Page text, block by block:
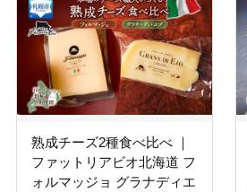
熟成チーズ2種食べ比べ ｜
ファットリアビオ北海道 フ
ォルマッジョ グラナディエ